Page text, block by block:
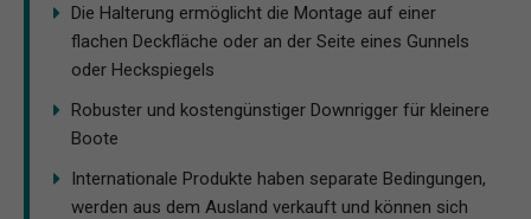
Die Halterung ermöglicht die Montage auf einer
flachen Deckfläche oder an der Seite eines Gunnels
oder Heckspiegels
Robuster und kostengünstiger Downrigger für kleinere
Boote
Internationale Produkte haben separate Bedingungen,
werden aus dem Ausland verkauft und können sich